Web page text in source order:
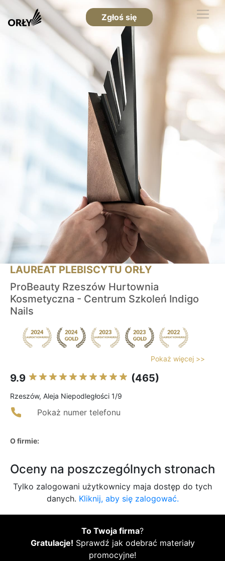
Zgłoś się
LAUREAT PLEBISCYTU ORŁY
ProBeauty Rzeszów Hurtownia
Kosmetyczna - Centrum Szkoleń Indigo
Nails
Pokaż więcej >>
9.9 (465)
Rzeszów, Aleja Niepodległości 1/9
Pokaż numer telefonu
O firmie:
Oceny na poszczególnych stronach
Tylko zalogowani użytkownicy maja dostęp do tych
danych. Kliknij, aby się zalogować.
To Twoja firma?
Gratulacje! Sprawdź jak odebrać materiały
promocyjne!